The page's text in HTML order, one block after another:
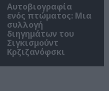
Αυτοβιογραφία
ενός πτώματος: Μια
συλλογή
διηγημάτων του
Σιγκισμούντ
Κρζιζανόφσκι